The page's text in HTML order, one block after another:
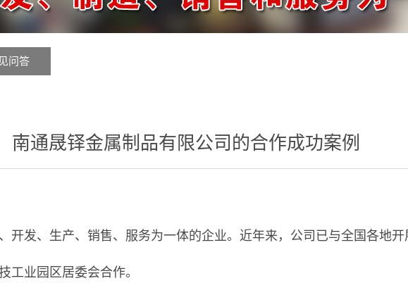
问答
南通晟铎金属制品有限公司的合作成功案例
开发、生产、销售、服务为一体的企业。近年来，公司已与全国各地
工业园区居委会合作。